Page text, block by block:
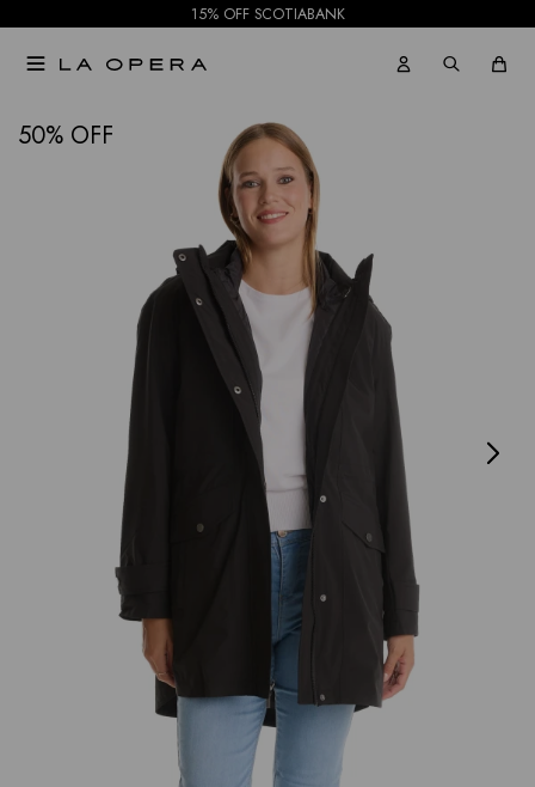
15% OFF SCOTIABANK

50 NOTIFICARME